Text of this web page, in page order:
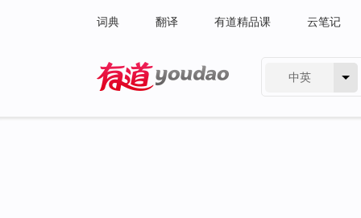
词典 翻译 有道精品课 云笔记
中英